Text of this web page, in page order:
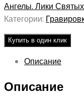
Ангелы. Лики
Категории:
Купить в один клик
Описание
Описание